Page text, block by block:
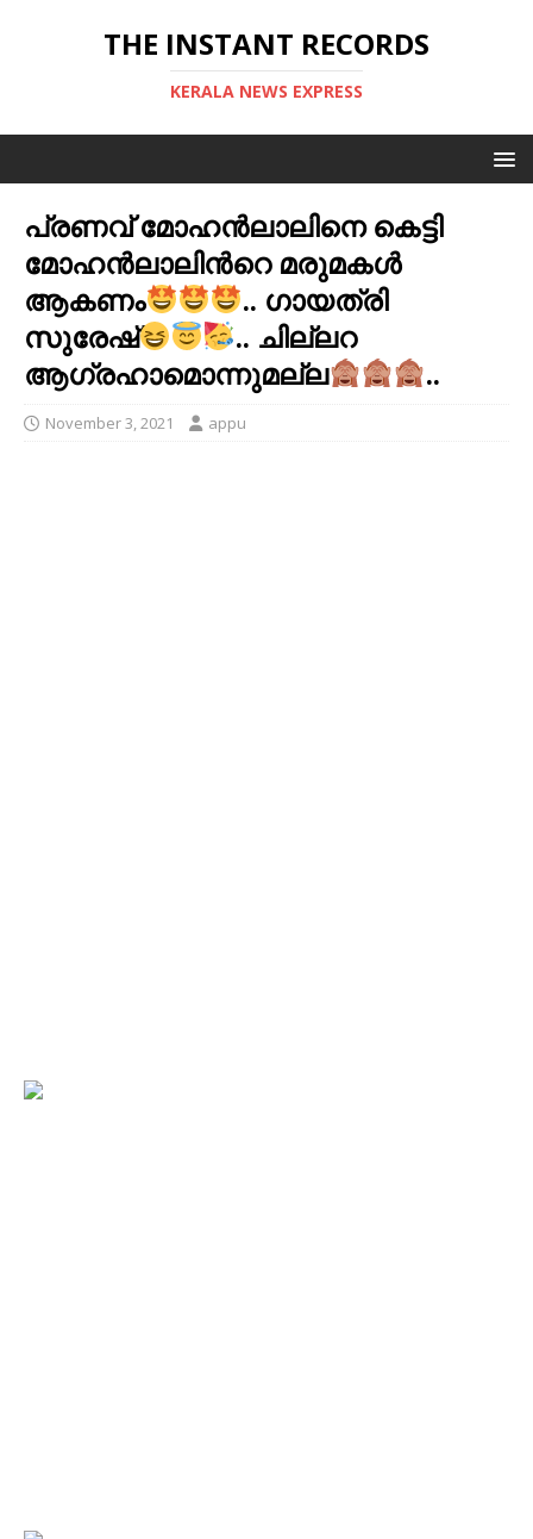
THE INSTANT RECORDS
KERALA NEWS EXPRESS
പ്രണവ് മോഹന്‍ലാലിനെ കെട്ടി
മോഹന്‍ലാലിന്‍റെ മരുമകള്‍
ആകണം
.. ഗായത്രി
സുരേഷ്
.. ചില്ലറ
ആഗ്രഹാമൊന്നുമല്ല
..
November 3, 2021 appu